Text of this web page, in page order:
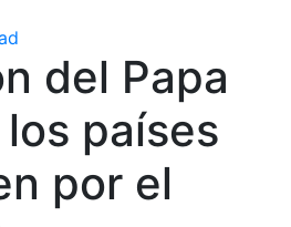
del Papa
países
por el